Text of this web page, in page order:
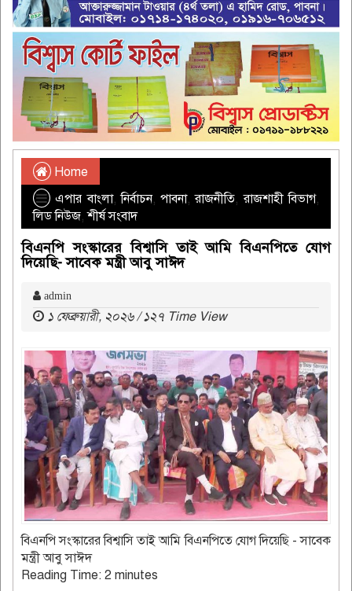
Home
এপার বাংলা,নির্বাচন,পাবনা,রাজনীতি,রাজশাহী বিভাগ,
লিড নিউজ,শীর্ষ সংবাদ
বিএনপি সংস্কারের বিশ্বাসি তাই আমি বিএনপিতে যোগ
দিয়েছি- সাবেক মন্ত্রী আবু সাঈদ
admin
১ ফেব্রুয়ারী, ২০২৬ / ১২৭ Time View
বিএনপি সংস্কারের বিশ্বাসি তাই আমি বিএনপিতে যোগ দিয়েছি - সাবেক
মন্ত্রী আবু সাঈদ
Reading Time: 2 minutes